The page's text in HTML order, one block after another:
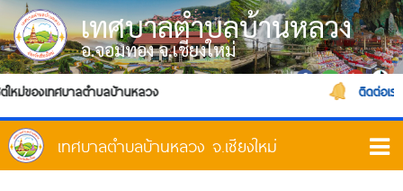
เทศบาลตำบลบ้านหลวง
อ.จอมทอง จ.เชียงใหม่
ม่ของเทศบาลตำบลบ้านหลวง ติดต่อเรา